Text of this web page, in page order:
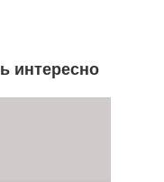
интересно